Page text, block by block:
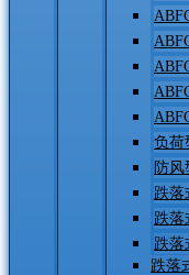
负荷
防
跌落
跌落
跌落
跌落